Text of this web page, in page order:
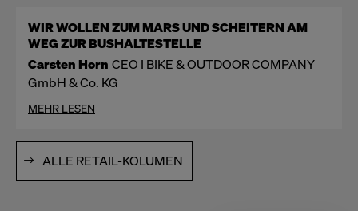
WIR WOLLEN ZUM MARS UND SCHEITERN AM
WEG ZUR BUSHALTESTELLE
Carsten Horn CEO I BIKE & OUTDOOR COMPANY
GmbH & Co. KG
MEHR LESEN
ALLE RETAIL-KOLUMEN